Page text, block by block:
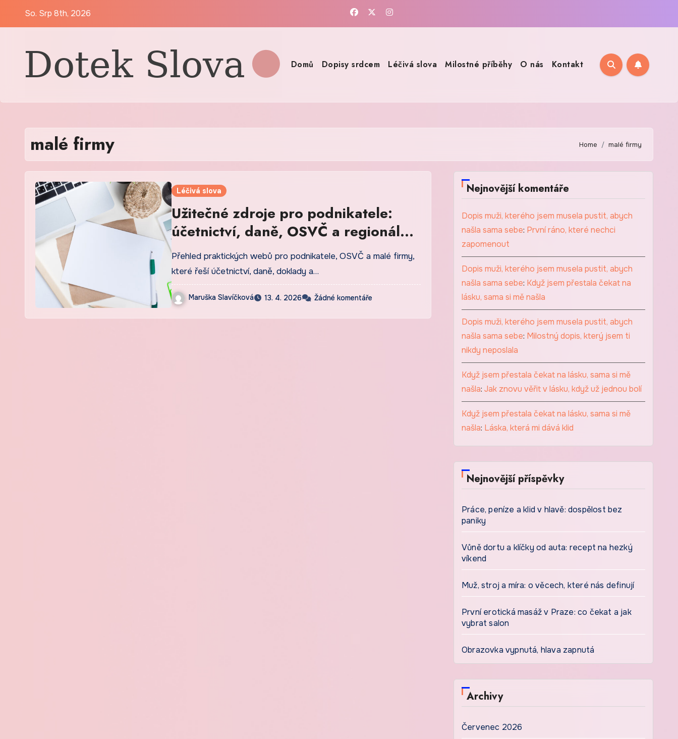
So. Srp 8th, 2026
Domů Dopisy srdcem Léčivá slova Milostné příběhy O nás Kontakt
malé firmy Home malé firmy
Léčivá slova
Užitečné zdroje pro podnikatele:
účetnictví, daně, OSVČ a regionální
podnikání
Přehled praktických webů pro podnikatele, OSVČ a malé firmy,
které řeší účetnictví, daně, doklady a…
Maruška Slavíčková 13. 4. 2026 Žádné komentáře
Nejnovější komentáře
Dopis muži, kterého jsem musela pustit, abych
našla sama sebe: První ráno, které nechci
zapomenout
Dopis muži, kterého jsem musela pustit, abych
našla sama sebe: Když jsem přestala čekat na
lásku, sama si mě našla
Dopis muži, kterého jsem musela pustit, abych
našla sama sebe: Milostný dopis, který jsem ti
nikdy neposlala
Když jsem přestala čekat na lásku, sama si mě
našla: Jak znovu věřit v lásku, když už jednou bolí
Když jsem přestala čekat na lásku, sama si mě
našla: Láska, která mi dává klid
Nejnovější příspěvky
Práce, peníze a klid v hlavě: dospělost bez
paniky
Vůně dortu a klíčky od auta: recept na hezký
víkend
Muž, stroj a míra: o věcech, které nás definují
První erotická masáž v Praze: co čekat a jak
vybrat salon
Obrazovka vypnutá, hlava zapnutá
Archivy
Červenec 2026